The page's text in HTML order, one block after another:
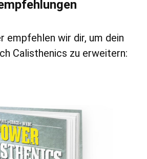
empfehlen wir dir, um dein
Calisthenics zu erweitern: